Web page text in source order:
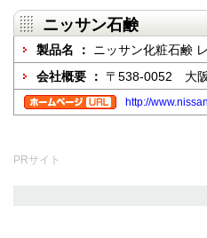
ニッサン石鹸
製品名 ： ニッサン化粧石鹸
会社概要 ： 〒538-0052 大
http://
PRサイト